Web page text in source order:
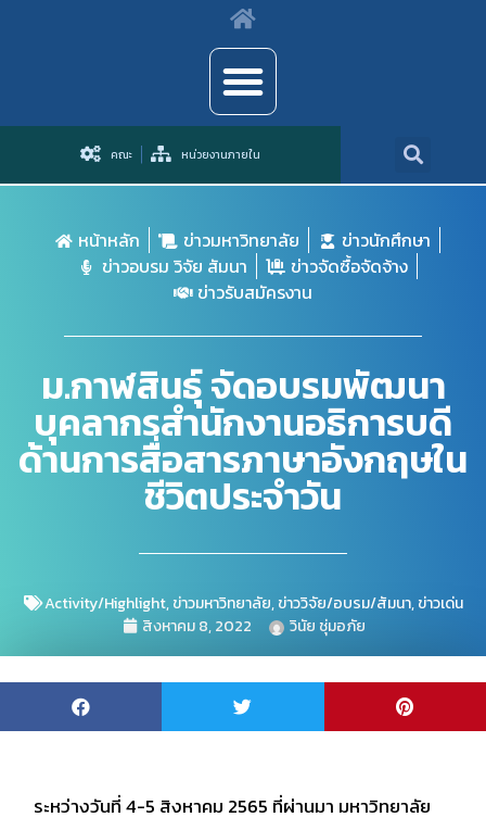
คณะ หน่วยงานภายใน
หน้าหลัก ข่าวมหาวิทยาลัย
ข่าวนักศึกษา
ข่าวอบรม วิจัย สัมนา
ข่าวจัดซื้อจัดจ้าง
ข่าวรับสมัครงาน
ม.กาฬสินธุ์ จัดอบรมพัฒนา
บุคลากรสำนักงานอธิการบดี
ด้านการสื่อสารภาษาอังกฤษใน
ชีวิตประจําวัน
Activity/Highlight,ข่าวมหาวิทยาลัย,ข่าววิจัย/อบรม/สัมนา,ข่าวเด่น
สิงหาคม 8, 2022
วินัย ชุ่มอภัย
ระหว่างวันที่ 4-5 สิงหาคม 2565 ที่ผ่านมา มหาวิทยาลัย